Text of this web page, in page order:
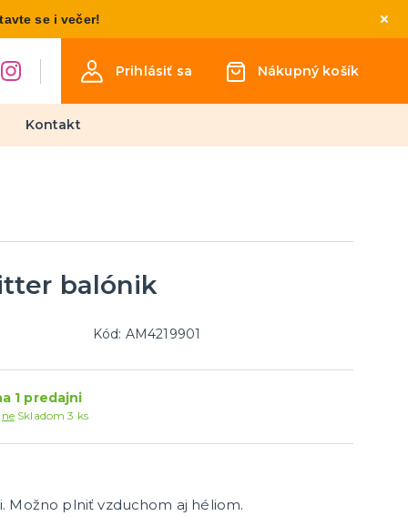
se i večer!
Prihlásiť sa Nákupný košík
Kontakt
Kostýmy pre najmenších
balónik
Kód: AM4219901
1 predajni
Skladom 3 ks
Možno plniť vzduchom aj héliom.